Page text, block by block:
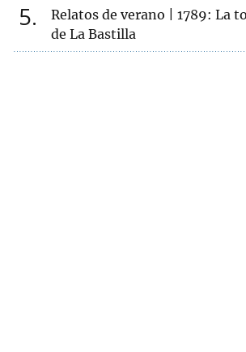
5
Relatos de verano | 1789: La
de La Bastilla